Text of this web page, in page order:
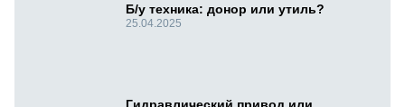
Б/у техника: донор или утиль?
25.04.2025
Гидравлический привод или